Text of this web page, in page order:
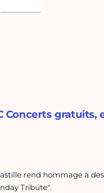
Concerts
rend hommage à
Tribute".